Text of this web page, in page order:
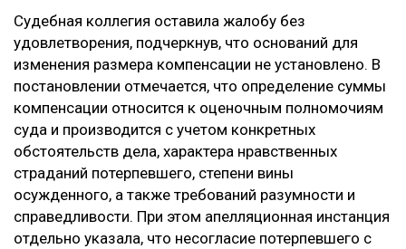
Судебная коллегия оставила жалобу без
удовлетворения, подчеркнув, что оснований для
изменения размера компенсации не установлено. В
постановлении отмечается, что определение суммы
компенсации относится к оценочным полномочиям
суда и производится с учетом конкретных
обстоятельств дела, характера нравственных
страданий потерпевшего, степени вины
осужденного, а также требований разумности и
справедливости. При этом апелляционная инстанция
отдельно указала, что несогласие потерпевшего с